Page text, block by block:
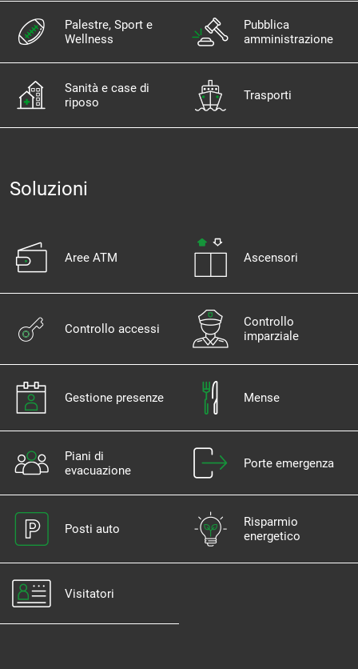
Palestre, Sport e
Wellness
Pubblica
amministrazione
Sanità e case di
riposo
Trasporti
Soluzioni
Aree ATM Ascensori
Controllo accessi
Controllo
imparziale
Gestione presenze Mense
Piani di
evacuazione
Porte emergenza
Posti auto
Risparmio
energetico
Visitatori